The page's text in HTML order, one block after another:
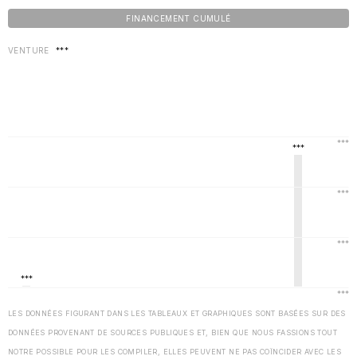
FINANCEMENT CUMULÉ
VENTURE ***
LES DONNÉES FIGURANT DANS LES TABLEAUX ET GRAPHIQUES SONT BASÉES SUR DES
DONNÉES PROVENANT DE SOURCES PUBLIQUES ET, BIEN QUE NOUS FASSIONS TOUT
NOTRE POSSIBLE POUR LES COMPILER, ELLES PEUVENT NE PAS COÏNCIDER AVEC LES